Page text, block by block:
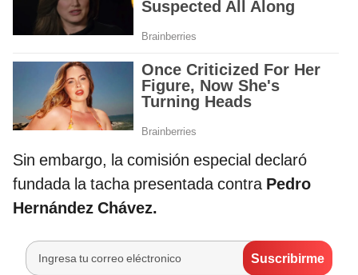
Sin embargo, la comisión especial declaró
fundada la tacha presentada contra Pedro
Hernández Chávez.